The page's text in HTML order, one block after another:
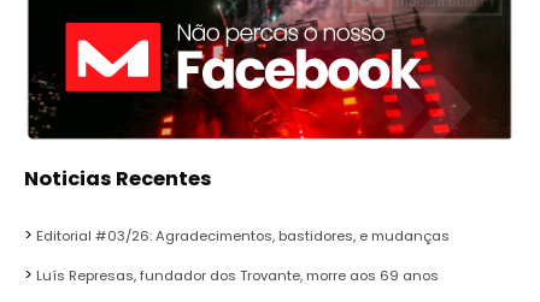
Noticias Recentes
Editorial #03/26: Agradecimentos, bastidores, e mudanças
Luís Represas, fundador dos Trovante, morre aos 69 anos